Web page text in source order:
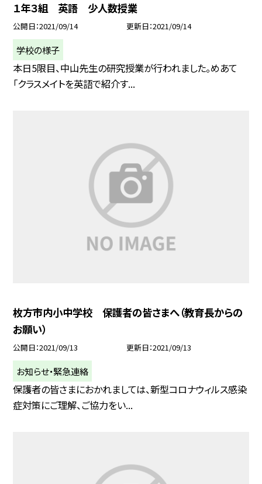
１年３組 英語 少人数授業
公開日 2021/09/14 更新日 2021/09/14
学校の様子
本日5限目、中山先生の研究授業が行われました。めあて
「クラスメイトを英語で紹介す...
枚方市内小中学校 保護者の皆さまへ（教育長からの
お願い）
公開日 2021/09/13 更新日 2021/09/13
お知らせ・緊急連絡
保護者の皆さまにおかれましては、新型コロナウィルス感染
症対策にご理解、ご協力をい...